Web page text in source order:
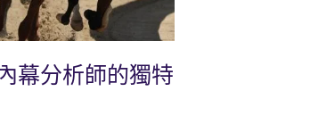
幕分析師的獨特